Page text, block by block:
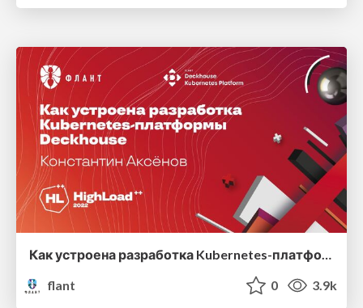
Как устроена разработка Kubernetes-платформы Deckhouse
flant
0 3.9k